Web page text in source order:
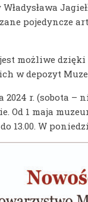
pojedyncze
możliwe
w depozyt
r. (sobota –
Od 1 maja
13.00. W